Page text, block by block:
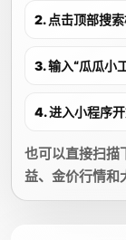
2. 点击顶部搜
3. 输入“瓜瓜小
4. 进入小程序
也可以直接扫描
益、金价行情和